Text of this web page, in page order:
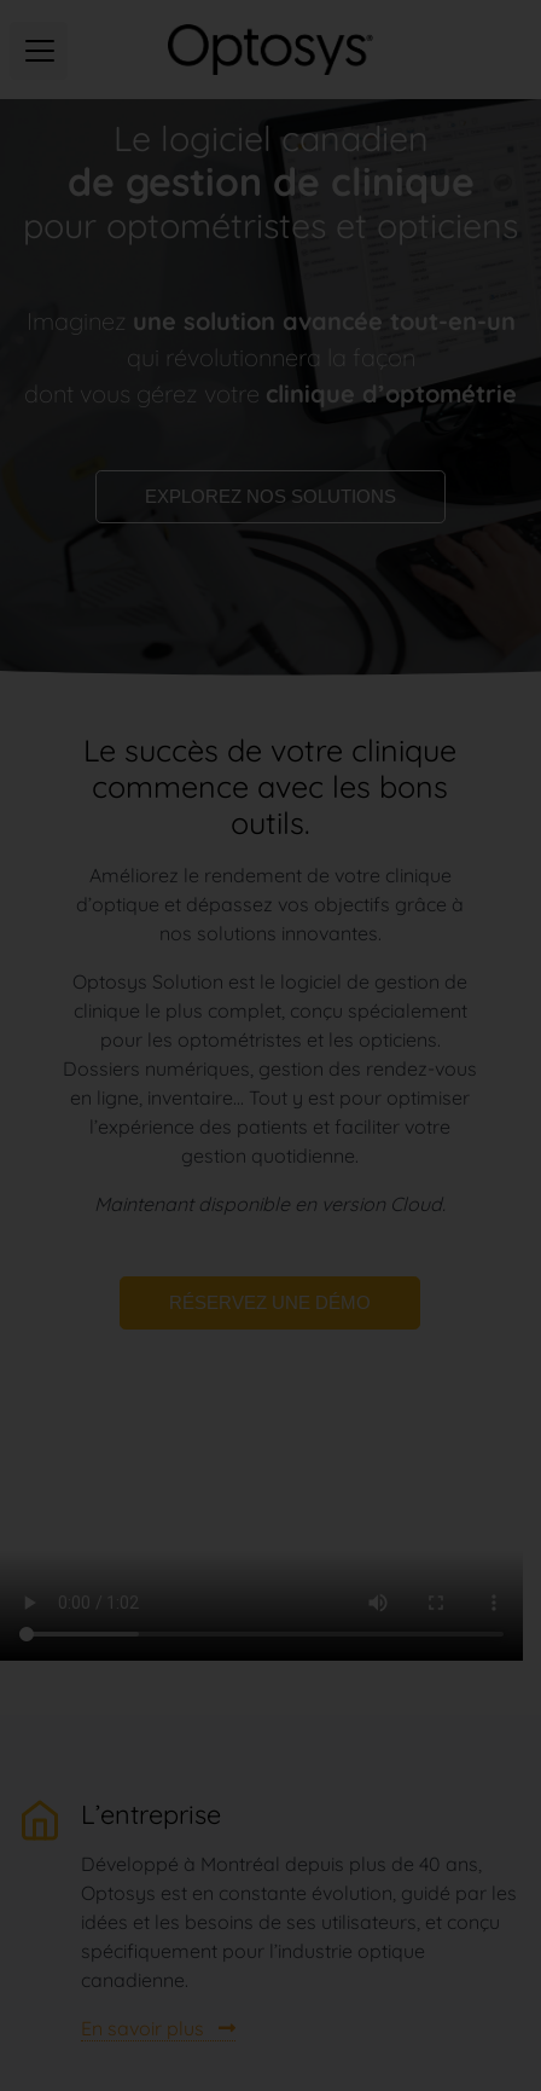
Le logiciel canadien
de gestion de clinique
pour optométristes et opticiens
Imaginez une solution avancée tout-en-un
qui révolutionnera la façon
dont vous gérez votre clinique d’optométrie
EXPLOREZ NOS SOLUTIONS
Le succès de votre clinique
commence avec les bons
outils.
Améliorez le rendement de votre clinique
d’optique et dépassez vos objectifs grâce à
nos solutions innovantes.
Optosys Solution est le logiciel de gestion de
clinique le plus complet, conçu spécialement
pour les optométristes et les opticiens.
Dossiers numériques, gestion des rendez-vous
en ligne, inventaire... Tout y est pour optimiser
l’expérience des patients et faciliter votre
gestion quotidienne.
Maintenant disponible en version Cloud.
RÉSERVEZ UNE DÉMO
L’entreprise
Développé à Montréal depuis plus de 40 ans,
Optosys est en constante évolution, guidé par les
idées et les besoins de ses utilisateurs, et conçu
spécifiquement pour l’industrie optique
canadienne.
En savoir plus